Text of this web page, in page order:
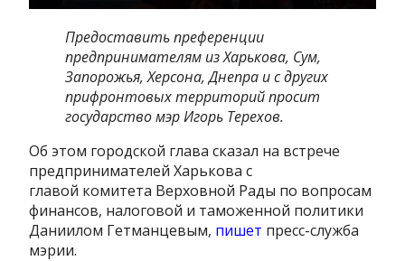
Предоставить преференции
предпринимателям из Харькова, Сум,
Запорожья, Херсона, Днепра и с других
прифронтовых территорий просит
государство мэр Игорь Терехов.
Об этом городской глава сказал на встрече
предпринимателей Харькова с
главой комитета Верховной Рады по вопросам
финансов, налоговой и таможенной политики
Даниилом Гетманцевым, пишет пресс-служба
мэрии.